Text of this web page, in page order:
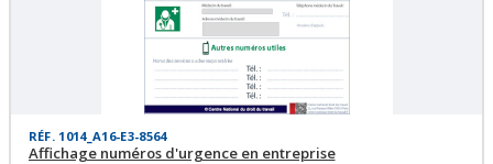
RÉF. 1014_A16-E3-8564
Affichage numéros d'urgence en entreprise